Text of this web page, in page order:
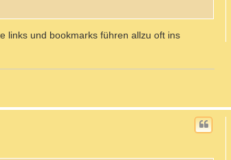
links und bookmarks führen allzu oft ins